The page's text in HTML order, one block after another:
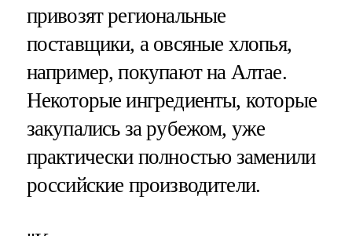
привозят региональные
поставщики, а овсяные хлопья,
например, покупают на Алтае.
Некоторые ингредиенты, которые
закупались за рубежом, уже
практически полностью заменили
российские производители.